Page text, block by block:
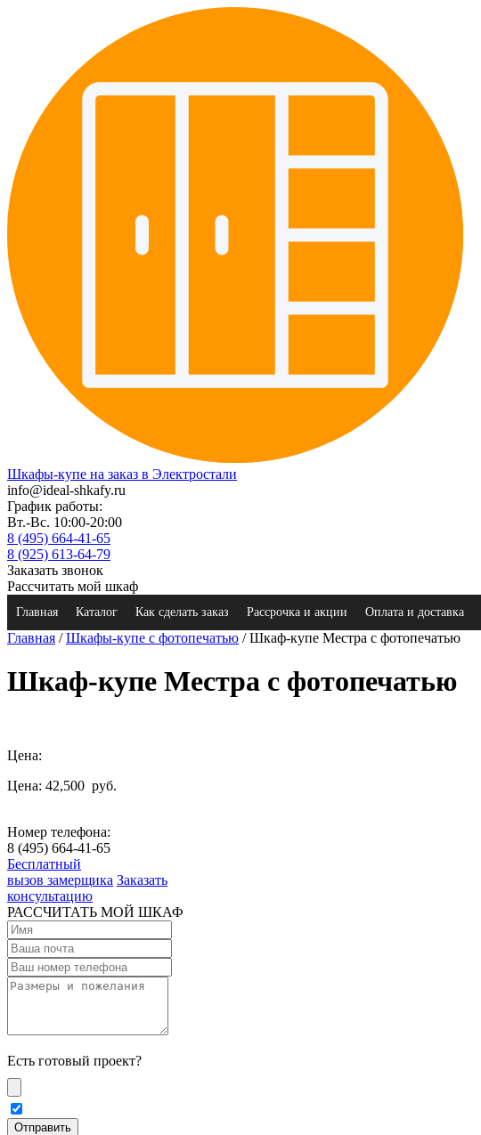
Шкафы-купе на заказ в Электростали
info@ideal-shkafy.ru
График работы:
Вт.-Вс. 10:00-20:00
8 (495) 664-41-65
8 (925) 613-64-79
Заказать звонок
Рассчитать мой шкаф
Главная Каталог Как сделать заказ Рассрочка и акции Оплата и доставка
Главная /Шкафы-купе с фотопечатью / Шкаф-купе Местра с фотопечатью
Шкаф-купе Местра с фотопечатью
Цена:
Цена: 42,500 руб.
Номер телефона:
8 (495) 664-41-65
Бесплатный
вызов замерщика Заказать
консультацию
РАССЧИТАТЬ МОЙ ШКАФ
Есть готовый проект?